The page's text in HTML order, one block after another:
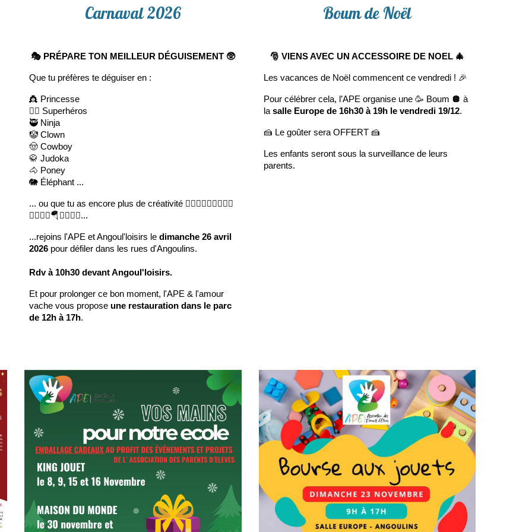
Carnaval 2026
🎭 PRÉPARE TON MEILLEUR DÉGUISEMENT 🥸
Que tu préfères te déguiser en :
👸 Princesse
🦸‍♀️ Superhéros
🥷 Ninja
🤡 Clown
🤠 Cowboy
🥋 Judoka
🐴 Poney
🐘 Éléphant ...
... ou que tu as encore plus de créativité 🏋️‍♂️🍓🧞‍♂️🌋🌮🧜‍♂️
🚀🧚‍♀️🍺🪂💂‍♂️👯‍♂️...
...rejoins l'APE et Angoul'loisirs ledimanche 26 avril
2026 pour défiler dans les rues d'Angoulins.
Rdv à 10h30 devant Angoul'loisirs.
Et pour prolonger ce bon moment, l'APE & l'amour
vache vous propose une restauration dans le parc
de 12h à 17h.
Boum de Noël
🎅 VIENS AVEC UN ACCESSOIRE DE NOEL 🎄
Les vacances de Noël commencent ce vendredi ! 🎉
Pour célébrer cela, l’APE organise une 🥳 Boum 🪩 à
lasalle Europe de 16h30 à 19h le vendredi 19/12.
🍰 Le goûter sera OFFERT 🍰
Les enfants seront sous la surveillance de leurs
parents.